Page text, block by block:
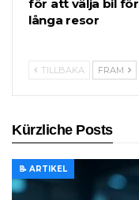
för att välja bil för
långa resor
TILLBAKA FRAM
Kürzliche Posts
📝 ARTIKEL